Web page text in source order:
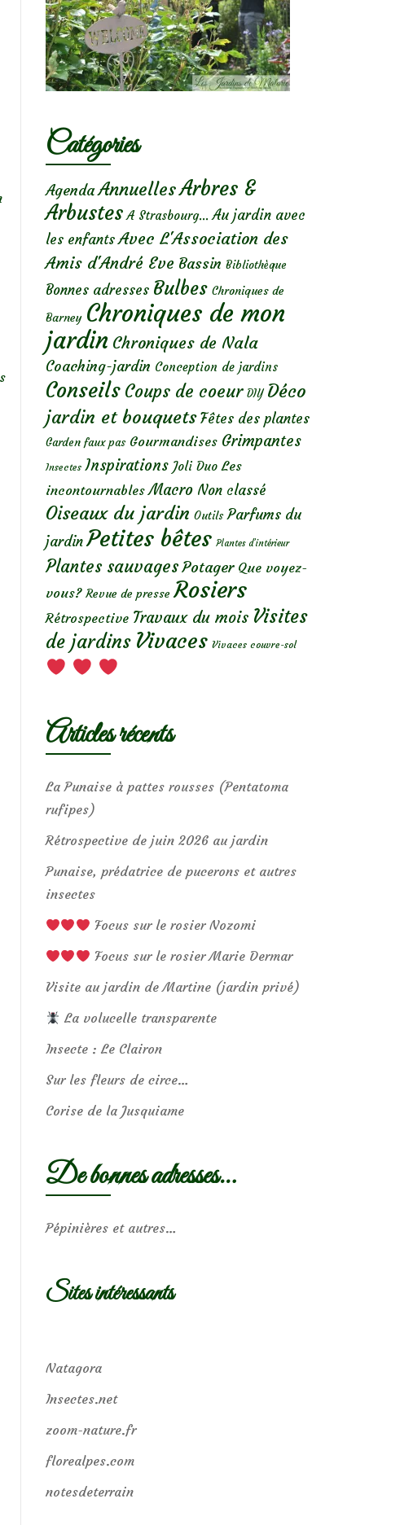
Catégories
Agenda AnnuellesArbres &
Arbustes A Strasbourg... Au jardin avec
les enfants Avec L'Association des
Amis d'André Eve Bassin Bibliothèque
Bonnes adresses Bulbes Chroniques de
Barney Chroniques de mon
jardin Chroniques de Nala
Coaching-jardin Conception de jardins
Conseils Coups de coeur DIY Déco
jardin et bouquets Fêtes des plantes
Garden faux pas Gourmandises Grimpantes
Insectes Inspirations Joli Duo Les
incontournables Macro Non classé
Oiseaux du jardin Outils Parfums du
jardin Petites bêtes Plantes d’intérieur
Plantes sauvages Potager Que voyez-
vous? Revue de presse Rosiers
Rétrospective Travaux du mois Visites
de jardins Vivaces Vivaces couvre-sol
Articles récents
La Punaise à pattes rousses (Pentatoma
rufipes)
Rétrospective de juin 2026 au jardin
Punaise, prédatrice de pucerons et autres
insectes
Focus sur le rosier Nozomi
Focus sur le rosier Marie Dermar
Visite au jardin de Martine (jardin privé)
La volucelle transparente
Insecte : Le Clairon
Sur les fleurs de circe…
Corise de la Jusquiame
De bonnes adresses…
Pépinières et autres…
Sites intéressants
Natagora
Insectes.net
zoom-nature.fr
florealpes.com
notesdeterrain